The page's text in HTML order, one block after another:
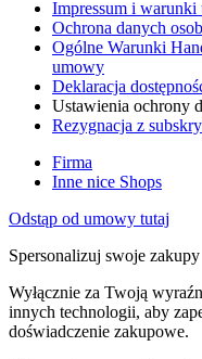
Impressum i warunki
Ochrona danych
Ogólne Warunki
umowy
Deklaracja
Ustawienia ochrony
Rezygnacja z
Firma
Inne nice Shops
Odstąp od umowy tutaj
Spersonalizuj swoje zakupy
Wyłącznie za Twoją
innych technologii, aby
doświadczenie zakupowe.